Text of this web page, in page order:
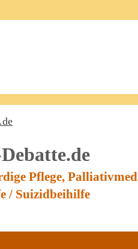
Pflege,
/ Suizidbeihilfe